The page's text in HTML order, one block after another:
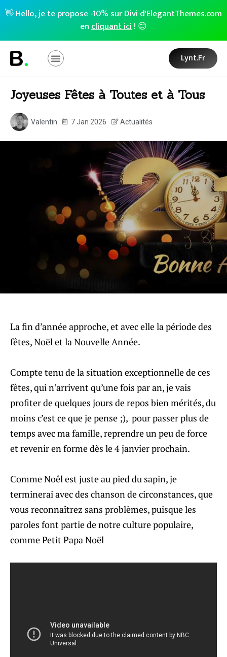
👋 Hello, je te propose -10% sur Divi d'ElegantThemes.com
encliquant ici! 😊
Lynt.fr
Joyeuses Fêtes à Toutes et à Tous
Valentin 7 Jan 2026 Actualités
La fin d’année approche, et avec elle la période des
fêtes, Noël et la Nouvelle Année.
Compte tenu de la situation exceptionnelle de ces
fêtes, qui n’arrivent qu’une fois par an, je vais
profiter de quelques jours de repos bien mérités, du
moins c’est ce que je pense ;), pour passer plus de
temps avec ma famille, reprendre un peu de force
et revenir en forme dès le 4 janvier prochain.
Comme Noêl est juste au pied du sapin, je
terminerai avec des chanson de circonstances, que
vous reconnaîtrez sans problèmes, puisque les
paroles font partie de notre culture populaire,
comme Petit Papa Noël